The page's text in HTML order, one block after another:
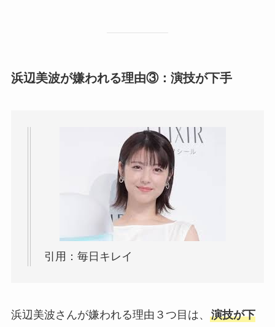
浜辺美波が嫌われる理由③：演技が下手
引用：毎日キレイ
浜辺美波さんが嫌われる理由３つ目は、 演技が下